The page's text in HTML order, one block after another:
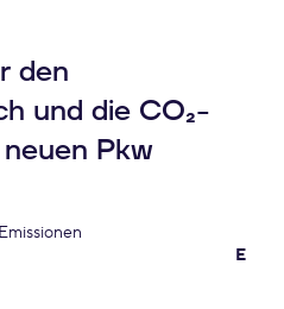
den
und die CO₂-
Pkw
E